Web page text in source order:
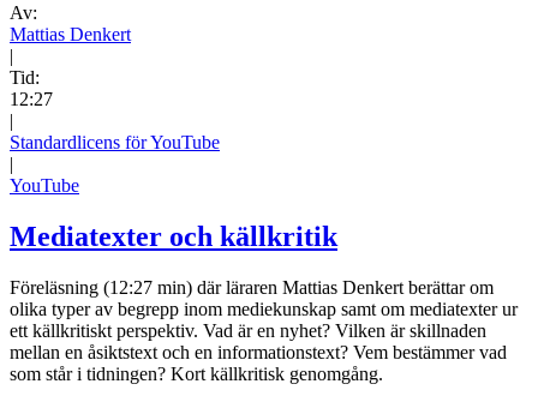
Av:
Mattias Denkert
|
Tid:
12:27
|
Standardlicens för YouTube
|
YouTube
Mediatexter och källkritik
Föreläsning (12:27 min) där läraren Mattias Denkert berättar om
olika typer av begrepp inom mediekunskap samt om mediatexter ur
ett källkritiskt perspektiv. Vad är en nyhet? Vilken är skillnaden
mellan en åsiktstext och en informationstext? Vem bestämmer vad
som står i tidningen? Kort källkritisk genomgång.